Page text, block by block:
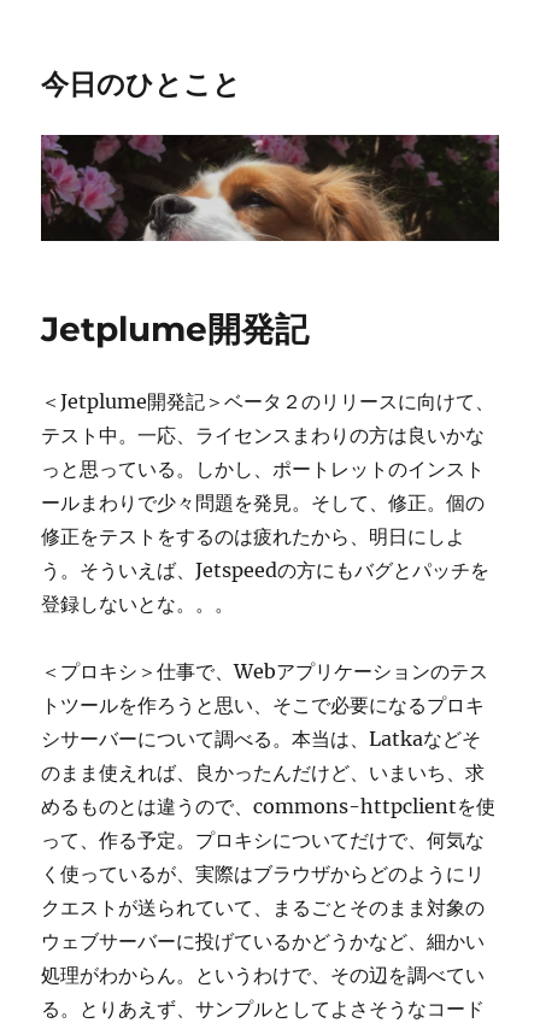
今日のひとこと
Jetplume開発記
＜Jetplume開発記＞ベータ２のリリースに向けて、
テスト中。一応、ライセンスまわりの方は良いかな
っと思っている。しかし、ポートレットのインスト
ールまわりで少々問題を発見。そして、修正。個の
修正をテストをするのは疲れたから、明日にしよ
う。そういえば、Jetspeedの方にもバグとパッチを
登録しないとな。。。
＜プロキシ＞仕事で、Webアプリケーションのテス
トツールを作ろうと思い、そこで必要になるプロキ
シサーバーについて調べる。本当は、Latkaなどそ
のまま使えれば、良かったんだけど、いまいち、求
めるものとは違うので、commons-httpclientを使
って、作る予定。プロキシについてだけで、何気な
く使っているが、実際はブラウザからどのようにリ
クエストが送られていて、まるごとそのまま対象の
ウェブサーバーに投げているかどうかなど、細かい
処理がわからん。というわけで、その辺を調べてい
る。とりあえず、サンプルとしてよさそうなコード